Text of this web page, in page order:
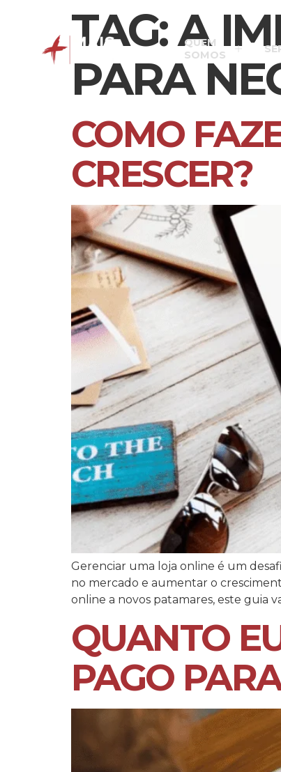
QUEM
SOMOS
TAG:A
PARA
COMO
CRESCER?
Gerenciar uma loja online é um
no mercado e aumentar o
online a novos patamares, este guia
QUANTO
PAGO